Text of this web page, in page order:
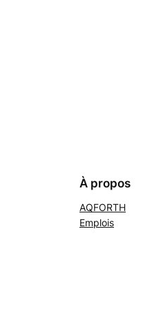
À propos
AQFORTH
Emplois